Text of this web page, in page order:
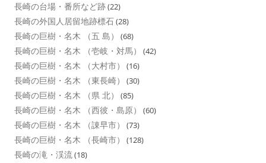
長崎の台場・番所など跡(22)
長崎の外国人居留地跡標石(28)
長崎の巨樹・名木 （五 島） (68)
長崎の巨樹・名木 （壱岐・対馬） (42)
長崎の巨樹・名木 （大村市） (16)
長崎の巨樹・名木 （東長崎） (30)
長崎の巨樹・名木 （県 北） (85)
長崎の巨樹・名木 （西彼・島原） (60)
長崎の巨樹・名木 （諌早市） (73)
長崎の巨樹・名木 （長崎市） (128)
長崎の滝・渓流(18)